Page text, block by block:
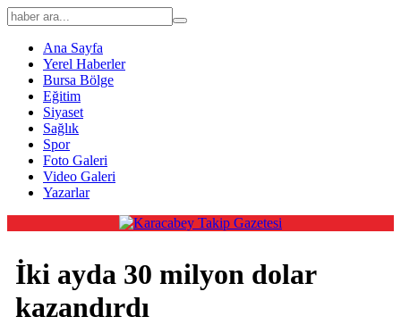
Ana Sayfa
Yerel Haberler
Bursa Bölge
Eğitim
Siyaset
Sağlık
Spor
Foto Galeri
Video Galeri
Yazarlar
İki ayda 30 milyon dolar
kazandırdı